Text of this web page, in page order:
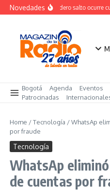
Saltar al contenido
NovedadesEl verdadero salto ocurre
Bogotá Agenda Eventos
Patrocinadas
Home /Tecnología /WhatsAp
por fraude
Tecnología
WhatsAp
de cuentas por